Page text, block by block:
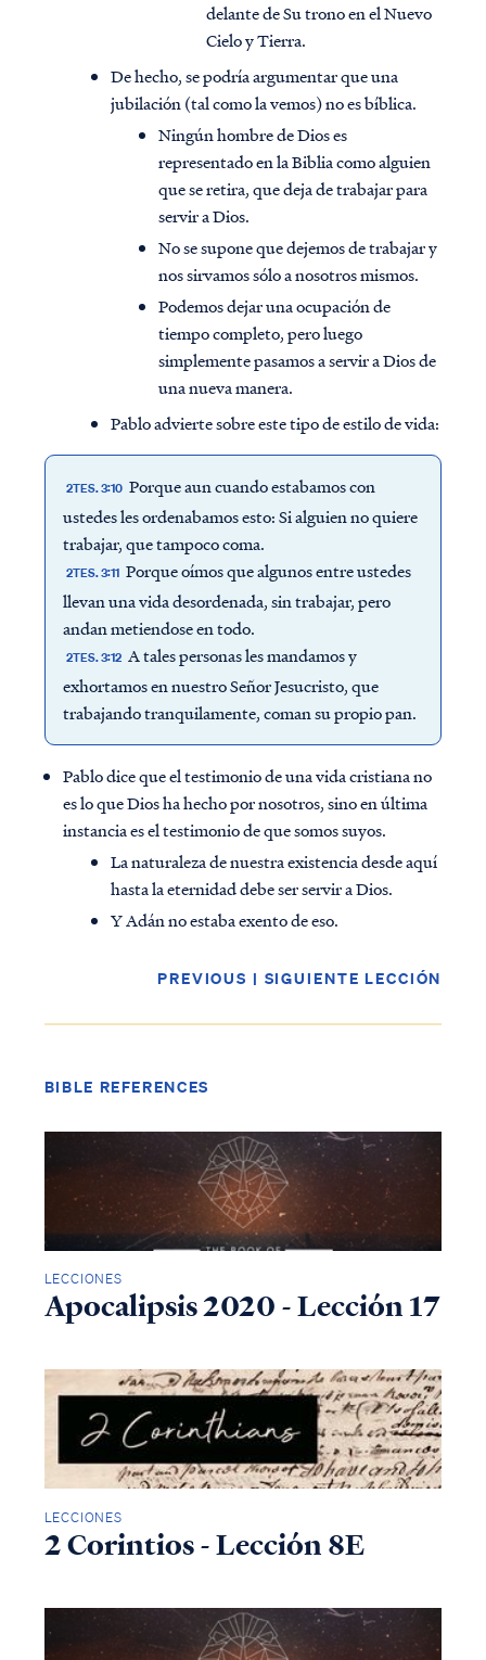
delante de Su trono en el Nuevo
Cielo y Tierra.
De hecho, se podría argumentar que una
jubilación (tal como la vemos) no es bíblica.
Ningún hombre de Dios es
representado en la Biblia como alguien
que se retira, que deja de trabajar para
servir a Dios.
No se supone que dejemos de trabajar y
nos sirvamos sólo a nosotros mismos.
Podemos dejar una ocupación de
tiempo completo, pero luego
simplemente pasamos a servir a Dios de
una nueva manera.
Pablo advierte sobre este tipo de estilo de vida:
2TES. 3:10 Porque aun cuando estabamos con
ustedes les ordenabamos esto: Si alguien no quiere
trabajar, que tampoco coma.
2TES. 3:11 Porque oímos que algunos entre ustedes
llevan una vida desordenada, sin trabajar, pero
andan metiendose en todo.
2TES. 3:12 A tales personas les mandamos y
exhortamos en nuestro Señor Jesucristo, que
trabajando tranquilamente, coman su propio pan.
Pablo dice que el testimonio de una vida cristiana no
es lo que Dios ha hecho por nosotros, sino en última
instancia es el testimonio de que somos suyos.
La naturaleza de nuestra existencia desde aquí
hasta la eternidad debe ser servir a Dios.
Y Adán no estaba exento de eso.
PREVIOUS | SIGUIENTE LECCIÓN
BIBLE REFERENCES
LECCIONES
Apocalipsis 2020 - Lección 17
LECCIONES
2 Corintios - Lección 8E